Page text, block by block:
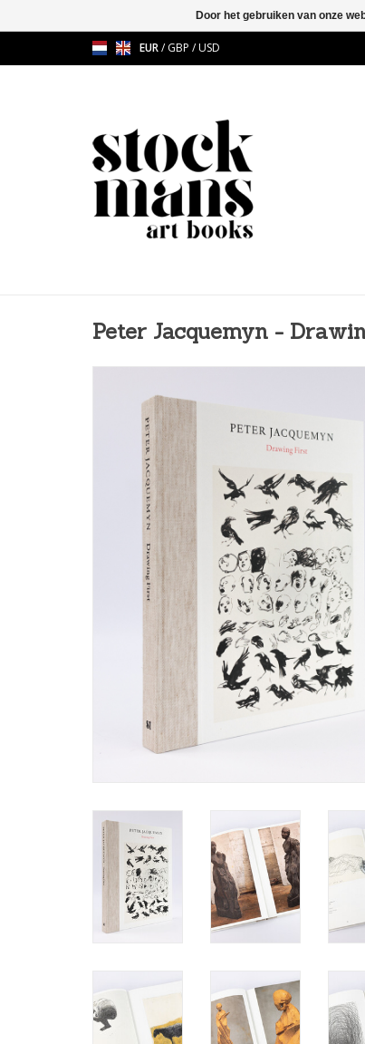
EUR/GBP /USD
Peter Jacquemyn -
Door het gebruiken van onze